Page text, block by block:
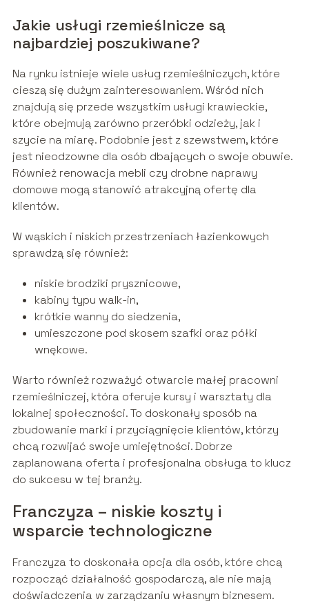
Jakie usługi rzemieślnicze są
najbardziej poszukiwane?
Na rynku istnieje wiele usług rzemieślniczych, które
cieszą się dużym zainteresowaniem. Wśród nich
znajdują się przede wszystkim usługi krawieckie,
które obejmują zarówno przeróbki odzieży, jak i
szycie na miarę. Podobnie jest z szewstwem, które
jest nieodzowne dla osób dbających o swoje obuwie.
Również renowacja mebli czy drobne naprawy
domowe mogą stanowić atrakcyjną ofertę dla
klientów.
W wąskich i niskich przestrzeniach łazienkowych
sprawdzą się również:
niskie brodziki prysznicowe,
kabiny typu walk-in,
krótkie wanny do siedzenia,
umieszczone pod skosem szafki oraz półki
wnękowe.
Warto również rozważyć otwarcie małej pracowni
rzemieślniczej, która oferuje kursy i warsztaty dla
lokalnej społeczności. To doskonały sposób na
zbudowanie marki i przyciągnięcie klientów, którzy
chcą rozwijać swoje umiejętności. Dobrze
zaplanowana oferta i profesjonalna obsługa to klucz
do sukcesu w tej branży.
Franczyza – niskie koszty i
wsparcie technologiczne
Franczyza to doskonała opcja dla osób, które chcą
rozpocząć działalność gospodarczą, ale nie mają
doświadczenia w zarządzaniu własnym biznesem.